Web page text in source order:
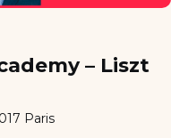
– Liszt
Paris